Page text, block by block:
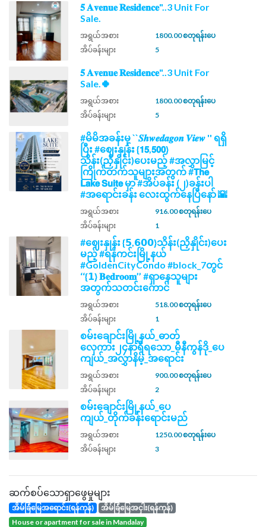
𝟓 𝐀𝐯𝐞𝐧𝐮𝐞 𝐑𝐞𝐬𝐢𝐝𝐞𝐧𝐜𝐞"..3 Unit For
Sale.
အရွယ်အစား
1800.00 စတုရန်းပေ
အိပ်ခန်းများ
5
𝟓 𝐀𝐯𝐞𝐧𝐮𝐞 𝐑𝐞𝐬𝐢𝐝𝐞𝐧𝐜𝐞"..3 Unit For
Sale.🍀
အရွယ်အစား
1800.00 စတုရန်းပေ
အိပ်ခန်းများ
5
#မိမိအခန်းမှ ``𝑺𝒉𝒘𝒆𝒅𝒂𝒈𝒐𝒏 𝑽𝒊𝒆𝒘 '' ရရှိ
ပြီး #ဈေးနှုန်း {𝟭𝟱,𝟱𝟬𝟬}
သိန်း(ညှိနှိုင်း)ပေးမည့် #အလွှာမြင့်
ကြိုက်တက်သူများအတွက် #𝗧𝗵𝗲
𝗟𝗮𝗸𝗲 𝗦𝘂𝗶𝘁𝗲 မှာ #အိပ်ခန်း (၂)ခန်းပါ
#အရောင်းခန်း လေးထွက်နေပြီနော် 🌇
အရွယ်အစား
916.00 စတုရန်းပေ
အိပ်ခန်းများ
1
#ဈေးနှုန်း {𝟱,𝟲𝟬𝟬}သိန်း(ညှိနှိုင်း)ပေး
မည့် #ရန်ကင်းမြို့နယ်
#GoldenCityCondo #block_7တွင်
‘‘{𝟭} 𝐁𝐞𝐝𝐫𝐨𝐨𝐦’’ #ရှာနေသူများ
အတွက်သတင်းကောင်
အရွယ်အစား
518.00 စတုရန်းပေ
အိပ်ခန်းများ
1
စမ်းချောင်းမြို့နယ်_ဓာတ်
လှေကား၂၄နာရီရသော_မီနီကွန်ဒို_ပေ
ကျယ်_အလွှာနိမ့်_အရောင်း
အရွယ်အစား
900.00 စတုရန်းပေ
အိပ်ခန်းများ
2
စမ်းချောင်းမြို့နယ်_ပေ
ကျယ်_တိုက်ခန်းရောင်းမည်
အရွယ်အစား
1250.00 စတုရန်းပေ
အိပ်ခန်းများ
3
ဆက်စပ်သောရှာဖွေမှုများ
အိမ်ခြံမြေအရောင်း(ရန်ကုန်)
အိမ်ခြံမြေအငှါး(ရန်ကုန်)
house or apartment for sale in Mandalay